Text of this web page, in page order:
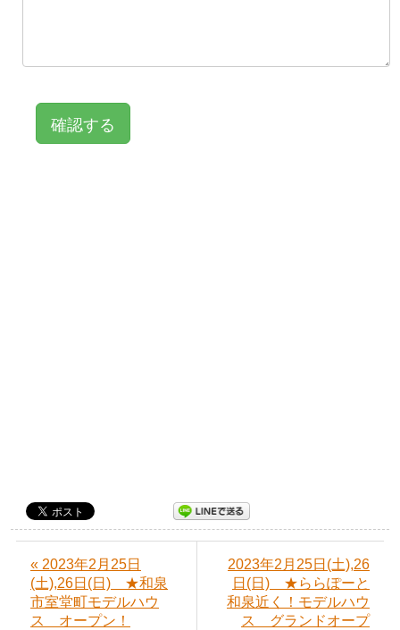
« 2023年2月25日
(土),26日(日) ★和泉
市室堂町モデルハウ
ス オープン！
2023年2月25日(土),26
日(日) ★ららぽーと
和泉近く！モデルハウ
ス グランドオープ